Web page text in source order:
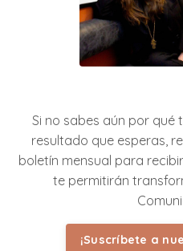
Si no sabes aún por qué
resultado que esperas,
boletín mensual para
te permitirán
¡Suscríbete a